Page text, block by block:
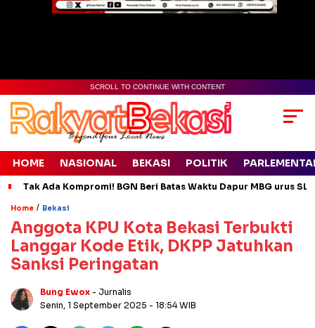
SCROLL TO CONTINUE WITH CONTENT
HOME NASIONAL BEKASI POLITIK
Tak Ada Kompromi! BGN Beri Batas Waktu Dapur MBG urus
Home / Bekasi
Anggota KPU Kota Bekasi Terbukti
Langgar Kode Etik, DKPP Jatuhkan
Sanksi Peringatan
Bung Ewox - Jurnalis
Senin, 1 September 2025 - 18:54 WIB